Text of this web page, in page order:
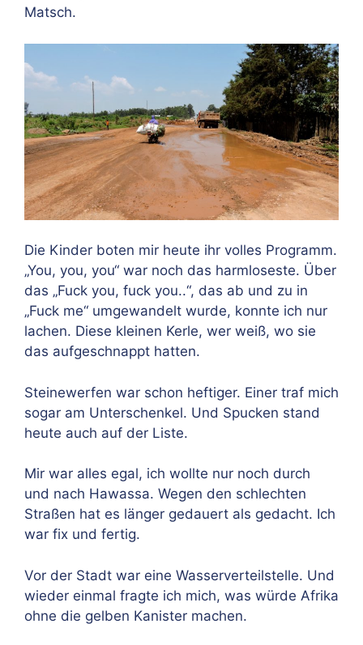
Matsch.
Die Kinder boten mir heute ihr volles Programm.
„You, you, you“ war noch das harmloseste. Über
das „Fuck you, fuck you..“, das ab und zu in
„Fuck me“ umgewandelt wurde, konnte ich nur
lachen. Diese kleinen Kerle, wer weiß, wo sie
das aufgeschnappt hatten.
Steinewerfen war schon heftiger. Einer traf mich
sogar am Unterschenkel. Und Spucken stand
heute auch auf der Liste.
Mir war alles egal, ich wollte nur noch durch
und nach Hawassa. Wegen den schlechten
Straßen hat es länger gedauert als gedacht. Ich
war fix und fertig.
Vor der Stadt war eine Wasserverteilstelle. Und
wieder einmal fragte ich mich, was würde Afrika
ohne die gelben Kanister machen.